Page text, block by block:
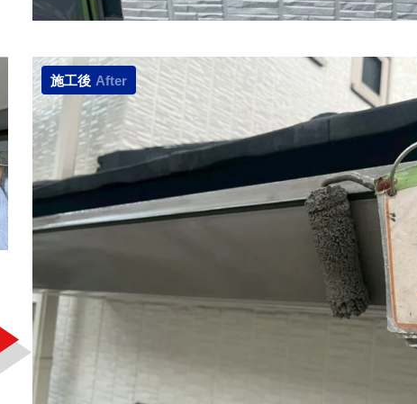
施工後 After